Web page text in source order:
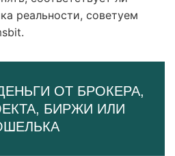
реальности, советуем
ОТ БРОКЕРА,
БИРЖИ ИЛИ